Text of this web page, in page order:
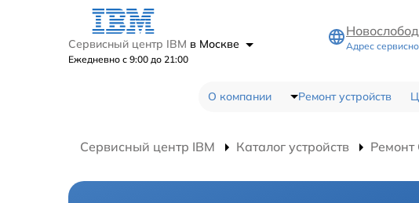
Сервисный центр IBM в Москве
Ежедневно с 9:00 до 21:00
Адрес
О компании Ремонт устройств
Сервисный центр IBM Каталог устройств Ремонт